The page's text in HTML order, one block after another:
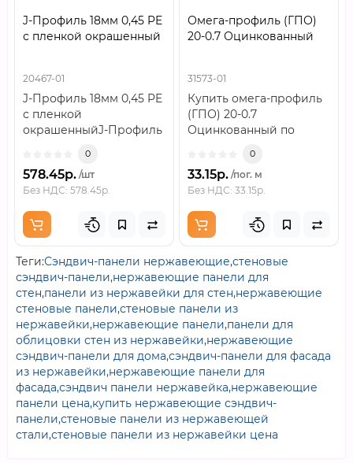
J-Профиль 18мм 0,45 PE
с пленкой окрашенный
20467-01
J-Профиль 18мм 0,45 PE
с пленкой
окрашенныйJ-Профиль
окрашенный — это ф..
0
578.45р. /шт
Без НДС: 578.45р.
Омега-профиль (ГПО)
20-0.7 Оцинкованный
31573-01
Купить омега-профиль
(ГПО) 20-0.7
Оцинкованный по
среди всех
предложений..
0
33.15р. /пог. м
Без НДС: 33.15р.
Теги:Сэндвич-панели нержавеющие,стеновые
сэндвич-панели,нержавеющие панели для
стен,панели из нержавейки для стен,нержавеющие
стеновые панели,стеновые панели из
нержавейки,нержавеющие панели,панели для
облицовки стен из нержавейки,нержавеющие
сэндвич-панели для дома,сэндвич-панели для фасада
из нержавейки,нержавеющие панели для
фасада,сэндвич панели нержавейка,нержавеющие
панели цена,купить нержавеющие сэндвич-
панели,стеновые панели из нержавеющей
стали,стеновые панели из нержавейки цена